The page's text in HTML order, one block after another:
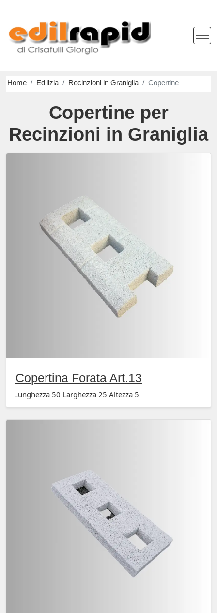
Home Edilizia Recinzioni in Graniglia Copertine
Copertine per
Recinzioni in Graniglia
Copertina Forata Art.13
Lunghezza 50 Larghezza 25 Altezza 5